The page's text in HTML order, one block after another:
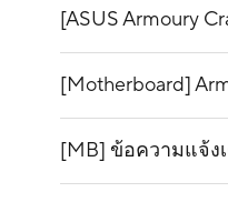
[ASUS Armoury
[Motherboard]
[MB] ข้อความแจ้ง